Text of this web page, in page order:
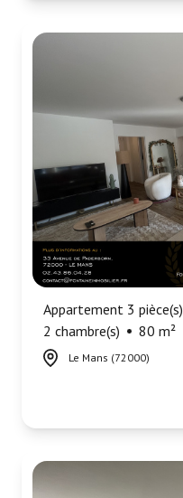
Appartement 3 pièce(s)
2 chambre(s)
80 m²
Le Mans (72000)